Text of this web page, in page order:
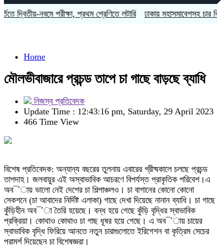
নবমে পরীক্ষা, প্রথম শ্রেণিতে লটারি ঢাকায় মহাসমাবেশসহ চার বিভাগে
Home
মৌলভীবাজারে প্রচন্ড তাপে চা গাছে বাড়ছে ব্যাধি
নিজস্ব প্রতিবেদক
Update Time : 12:43:16 pm, Saturday, 29 April 2023
466 Time View
বিশেষ প্রতিবেদক: অন্যান্য বছরের তুলনায় এবারের গ্রীষ্মকালে চলছে প্রচন্ড
তাপদাহ। জলবায়ুর এই অস্বাভাবিক আচরণে বিপর্যস্ত প্রাকৃতিক পরিবেশ।এ
অব¯’ায় ভালো নেই দেশের চা শিল্পাঞ্চলও। চা বাগানের কোনো কোনো
সেকশনে (চা আবাদের নির্দিষ্ট এলাকা) গাছে দেখা দিয়েছে নানান ব্যাধি। চা গাছে
কুঁড়িহীন অব¯’া তৈরি হয়েছে। বন্ধ হয়ে গেছে কুঁড়ি বৃদ্ধির স্বাভাবিক
প্রক্রিয়া। কোথাও কোথাও চা গাছ ধূষর হয়ে গেছে। এ অব¯’ায় চায়ের
স্বাভাবিক বৃদ্ধি ফিরিয়ে আনতে নতুন চারাগুলোতে ইরিগেশন বা কৃত্রিম সেচের
পরামর্শ দিয়েছেন চা বিশেষজ্ঞরা।